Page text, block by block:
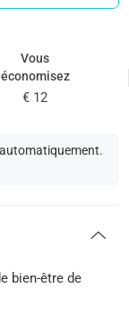
Vous
économisez
€ 12
bien-être de